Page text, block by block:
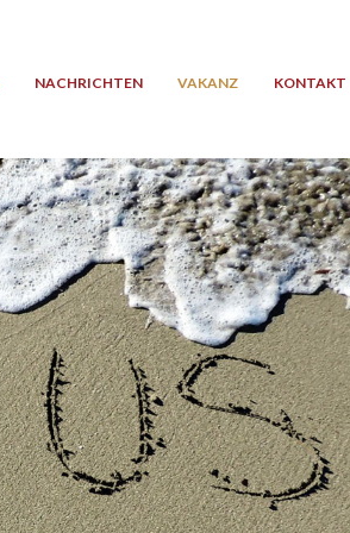
NACHRICHTEN VAKANZ KONTAKT